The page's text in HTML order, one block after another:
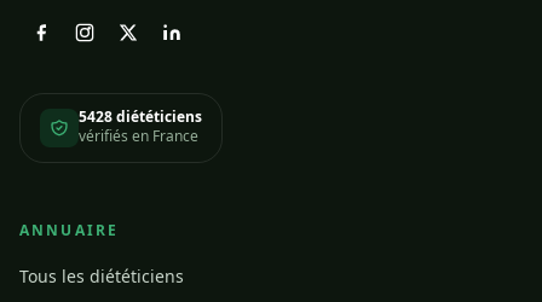
5428 diététiciens
vérifiés en France
ANNUAIRE
Tous les diététiciens